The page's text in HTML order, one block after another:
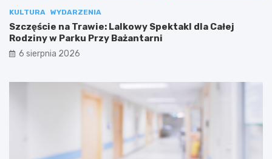
KULTURA WYDARZENIA
Szczęście na Trawie: Lalkowy Spektakl dla Całej
Rodziny w Parku Przy Bażantarni
6 sierpnia 2026